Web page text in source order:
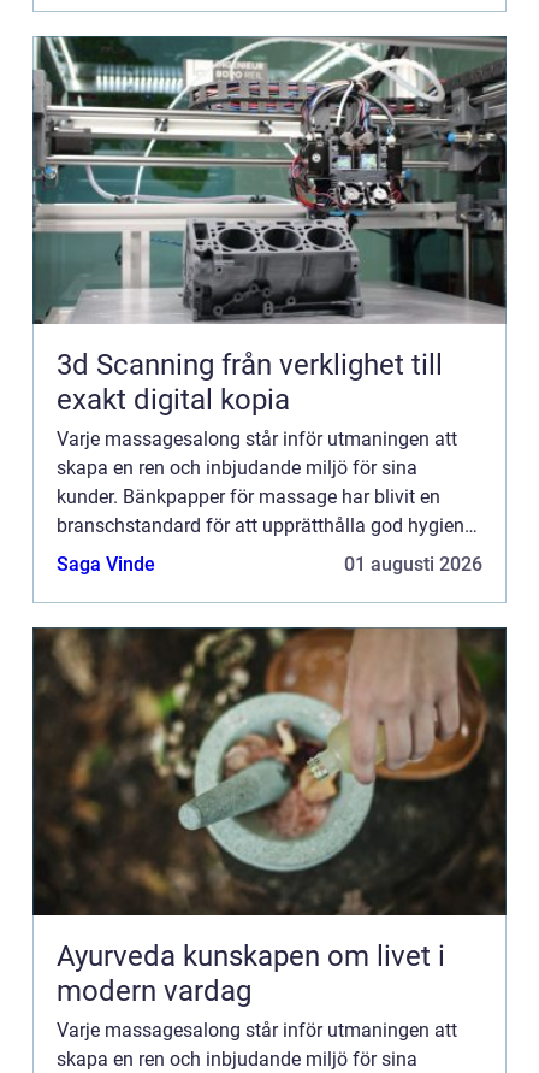
3d Scanning från verklighet till
exakt digital kopia
Varje massagesalong står inför utmaningen att
skapa en ren och inbjudande miljö för sina
kunder. Bänkpapper för massage har blivit en
branschstandard för att upprätthålla god hygien
och komfort under mas...
Saga Vinde 01 augusti 2026
Ayurveda kunskapen om livet i
modern vardag
Varje massagesalong står inför utmaningen att
skapa en ren och inbjudande miljö för sina